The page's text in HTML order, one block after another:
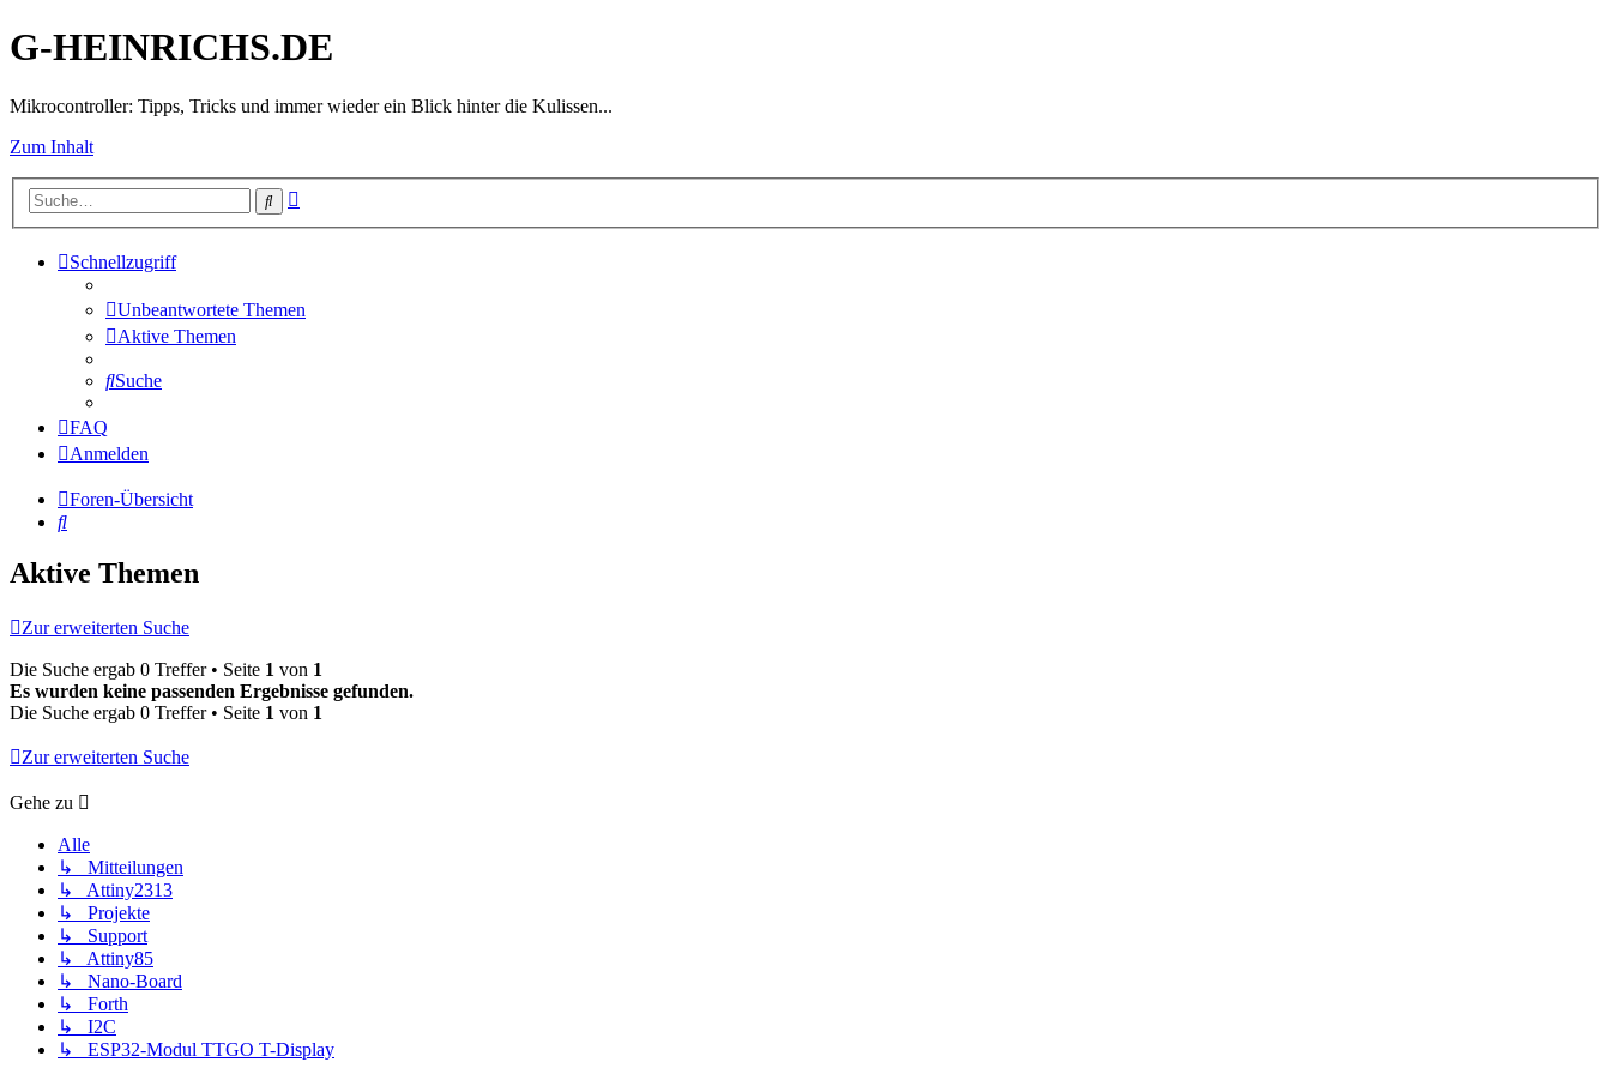
G-HEINRICHS.DE
Mikrocontroller: Tipps, Tricks und immer wieder ein Blick hinter die Kulissen...
Zum Inhalt
Suche
Schnellzugriff
Unbeantwortete Themen
Aktive Themen
Suche
FAQ
Anmelden
Foren-Übersicht
Suche
Aktive Themen
Zur erweiterten Suche
Die Suche ergab 0 Treffer • Seite 1 von 1
Es wurden keine passenden Ergebnisse gefunden.
Die Suche ergab 0 Treffer • Seite 1 von 1
Zur erweiterten Suche
Gehe zu
Alle
↳ Mitteilungen
↳ Attiny2313
↳ Projekte
↳ Support
↳ Attiny85
↳ Nano-Board
↳ Forth
↳ I2C
↳ ESP32-Modul TTGO T-Display